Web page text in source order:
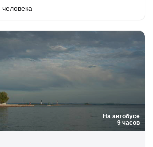
человека
На автобусе
9 часов